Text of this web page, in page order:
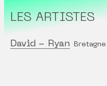
LES ARTISTES
David - Ryan Bretagne